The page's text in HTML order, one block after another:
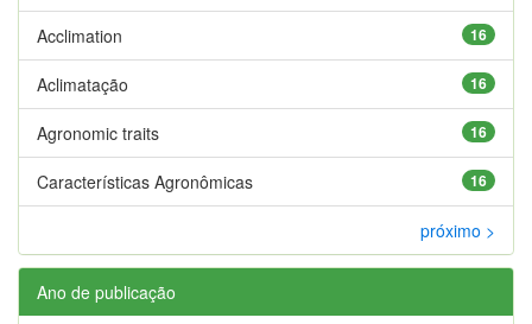
16
Acclimation
16
Aclimatação
16
Agronomic traits
16
Características Agronômicas
próximo >
Ano de publicação